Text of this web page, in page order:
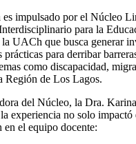
es impulsado por el Núcleo
para la
UACh que busca generar
prácticas para derribar
como discapacidad,
Región de Los Lagos.
del Núcleo, la Dra.
experiencia no solo impactó
en el equipo docente: